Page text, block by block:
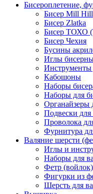
Бисероплетение,
Бисер Mill Hill
Бисер Zlatka
Бисер ТОХО
Бисер Чехия
Бусины
Иглы
Инструменты
Кабошоны
Наборы
Наборы для
Органайзеры
Подвески
Проволока
Фурнитура
Валяние шерсти
Иглы и
Наборы для
Фетр (войлок)
Фигурки из
Шерсть для